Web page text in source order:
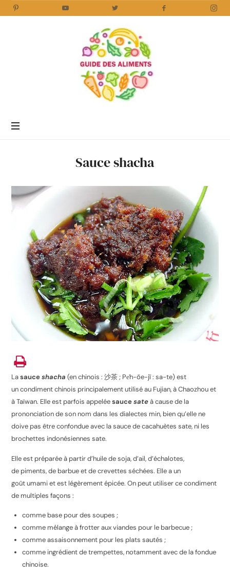
Aliments
www.guidedesaliments.comSauce shacha
Lasauceshacha (en chinois : 沙茶 ; Pe̍h-ōe-jī : sa-te) est
un condiment chinois principalement utilisé au Fujian, à Chaozhou et
à Taïwan. Elle est parfois appeléesaucesateà cause de la
prononciation de son nom dans les dialectes min, bien qu’elle ne
doive pas être confondue avec la sauce de cacahuètes sate, ni les
brochettes indonésiennes sate.
Elle est préparée à partir d’huile de soja, d’ail, d’échalotes,
de piments, de barbue et de crevettes séchées. Elle a un
goût umami et est légèrement épicée. On peut utiliser ce condiment
de multiples façons :
comme base pour des soupes ;
comme mélange à frotter aux viandes pour le barbecue ;
comme assaisonnement pour les plats sautés ;
comme ingrédient de trempettes, notamment avec de la fondue
chinoise.